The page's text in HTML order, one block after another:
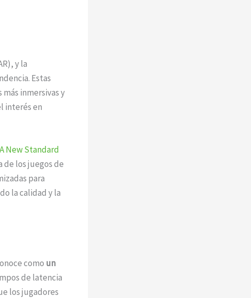
y la
Estas
inmersivas y
interés en
New Standard
de los juegos de
para
la calidad y la
como un
de latencia
los jugadores